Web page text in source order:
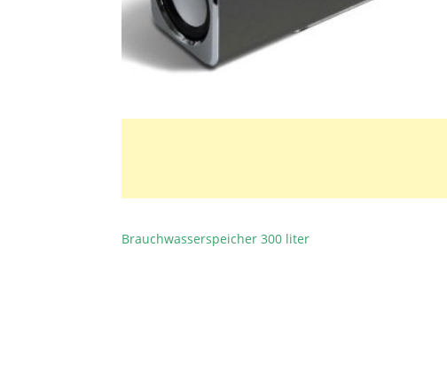
BEITRAGSNAVIGATION
Brauchwasserspeicher 300 liter